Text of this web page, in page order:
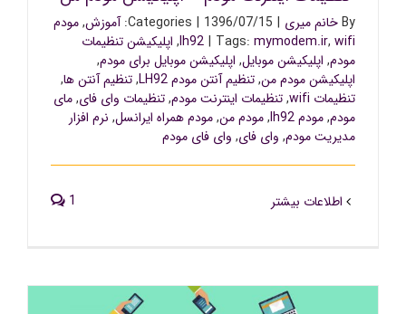
Byخانم میری |
1396/07/15
|
Categories: آموزش,مودم
lh92 | Tags: mymodem.ir, wifi
, اپلیکیشن تنظیمات
مودم, اپلیکیشن موبایل, اپلیکیشن موبایل برای مودم,
اپلیکیشن مودم من,تنظیم آنتن مودم LH92 ,تنظیم آنتن ها,
تنظیمات wifi
,تنظیمات اینترنت مودم,تنظیمات وای فای,مای
مودم,مودم lh92 ,مودم من,مودم همراه ایرانسل, نرم افزار
مدیریت مودم, وای فای, وای فای مودم
اطلاعات بیشتر 1